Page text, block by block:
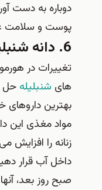
دوباره به دست
پوست و سلامت
6. دانه شنبلیله
تغییرات در
های شنبلیله حل
بهترین
مواد مغذی این
زنانه را افزایش
داخل آب قرار
صبح روز بعد،